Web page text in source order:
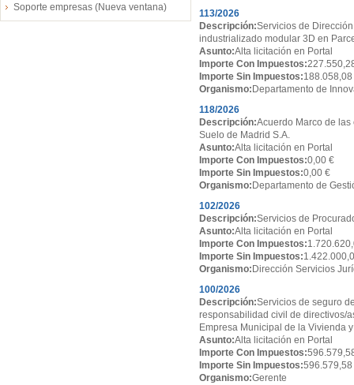
Soporte empresas (Nueva ventana)
113/2026
Descripción:Servicios de
industrializado modular 3D en
Asunto:Alta licitación en Portal
Importe Con Impuestos:
Importe Sin Impuestos:188.058,08
Organismo: Departamento de
118/2026
Descripción:Acuerdo Marco de
Suelo de Madrid S.A.
Asunto:Alta licitación en Portal
Importe Con Impuestos:0,00 €
Importe Sin Impuestos:0,00 €
Organismo: Departamento de
102/2026
Descripción:Servicios de
Asunto:Alta licitación en Portal
Importe Con Impuestos:
Importe Sin Impuestos:
Organismo: Dirección Servicios
100/2026
Descripción:Servicios de seguro
responsabilidad civil de directivos/
Empresa Municipal de la Vivienda
Asunto:Alta licitación en Portal
Importe Con Impuestos:
Importe Sin Impuestos:596.579,58
Organismo:Gerente